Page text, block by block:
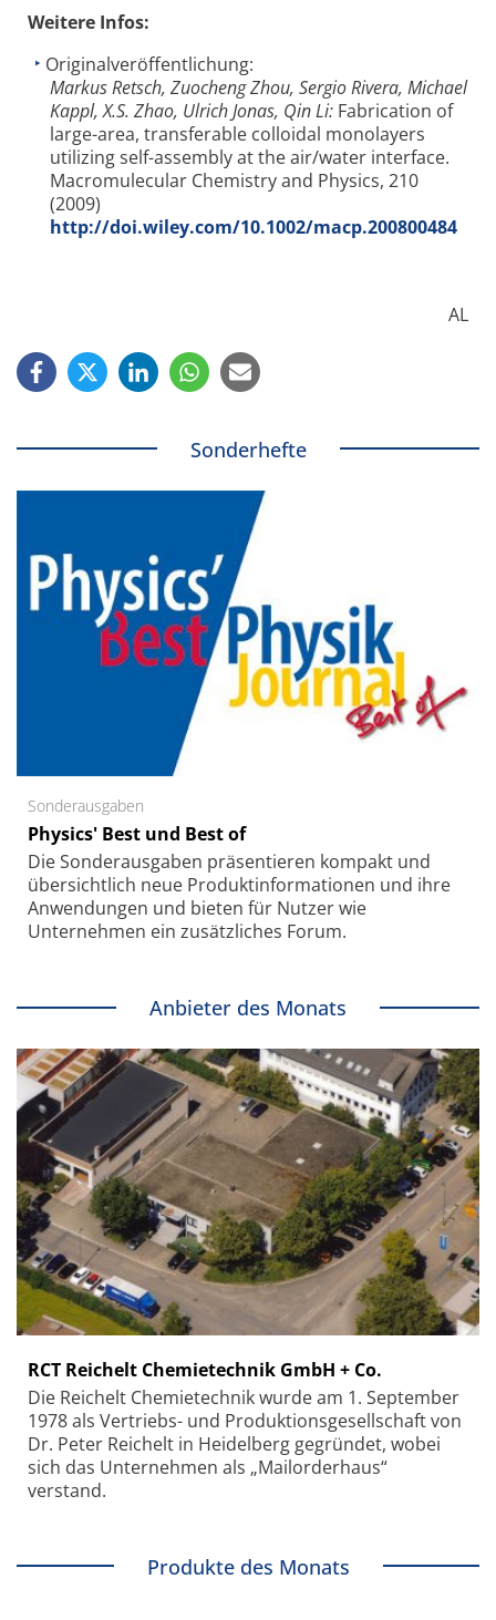
Weitere Infos:
Originalveröffentlichung:
Markus Retsch, Zuocheng Zhou, Sergio Rivera, Michael
Kappl, X.S. Zhao, Ulrich Jonas, Qin Li: Fabrication of
large-area, transferable colloidal monolayers
utilizing self-assembly at the air/water interface.
Macromulecular Chemistry and Physics, 210
(2009)
http://doi.wiley.com/10.1002/macp.200800484
AL
Sonderhefte
Sonderausgaben
Physics' Best und Best of
Die Sonder­ausgaben präsentieren kompakt und
übersichtlich neue Produkt­informationen und ihre
Anwendungen und bieten für Nutzer wie
Unternehmen ein zusätzliches Forum.
Anbieter des Monats
RCT Reichelt Chemietechnik GmbH + Co.
Die Reichelt Chemietechnik wurde am 1. September
1978 als Vertriebs- und Produktionsgesellschaft von
Dr. Peter Reichelt in Heidelberg gegründet, wobei
sich das Unternehmen als „Mailorderhaus“
verstand.
Produkte des Monats